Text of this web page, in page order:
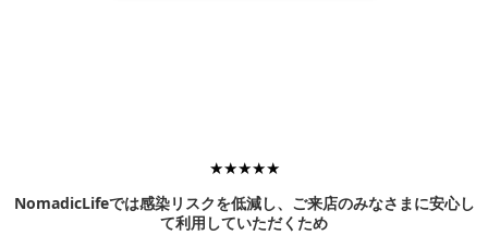
★★★★★
NomadicLifeでは感染リスクを低減し、ご来店のみなさまに安心し
て利用していただくため